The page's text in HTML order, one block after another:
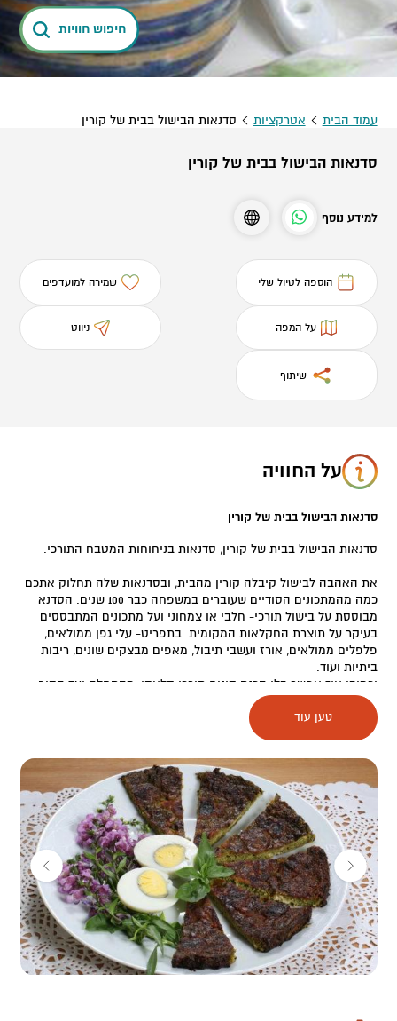
חיפוש חוויות
עמוד הבית אטרקציות סדנאות הבישול בבית של קורין
סדנאות הבישול בבית של קורין
למידע נוסף
הוספה לטיול שלי שמירה למועדפים
על המפה ניווט
שיתוף
על החוויה
סדנאות הבישול בבית של קורין
סדנאות הבישול בבית של קורין, סדנאות בניחוחות המטבח התורכי.
את האהבה לבישול קיבלה קורין מהבית, ובסדנאות שלה תחלוק אתכם
כמה מהמתכונים הסודיים שעוברים במשפחה כבר 100 שנים. הסדנא
מבוססת על בישול תורכי- חלבי או צמחוני ועל מתכונים המתבססים
בעיקר על תוצרת החקלאות המקומית. בתפריט- עלי גפן ממולאים,
פלפלים ממולאים, אורז ועשבי תיבול, מאפים מבצקים שונים, ריבות
ביתיות ועוד.
וכמובן איך אפשר בלי הכנת קינוח תורכי קלאסי, מהתחלה ועד הסוף.
בסיום תתפנקו עם "כל הטוב הזה" על השולחן אצל קורין או שתוכלו
לארוז ולקחת את מעשה ידכם וליהנות מארוחה בכל מקום שתבחרו.
מעבר לאוכל, המפגש מתובל בהמון סיפורים מקומיים, חוויות מהחיים
וסיפורים מבית אמא. הסדנא באורך של כשעתיים וחצי ומתאימה
למשפחות, קבוצות, ימי גיבוש ועוד (5- 20 משתתפים)
אז זה הזמן ללבוש סינר ולהתחיל לקצוץ, לתבל, לבחוש, לגלגל, לבשל,
לאפות, לאכול וליהנות.
טען עוד